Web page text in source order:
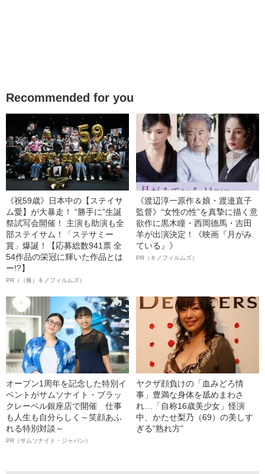
Recommended for you
《祝59歳》日本中の【ステイサ
ム愛】が大暴走！ “勝手に”生誕
祭試写会開催！ 主演も助演も全
部ステイサム！「ステサミー
賞」爆誕！【応募総数941票 全
54作品の栄冠に輝いた作品とは
ー!?】
PR（（株）キノフィルムズ）
《渡辺淳一原作＆娘・渡邉直子
監督》“女性の性”を真摯に描く意
欲作に黒木瞳・西岡德馬・吉田
羊が出演決定！《映画『月がみ
ている』》
PR（キノフィルムズ）
オープン1周年を記念した特別イ
ベントがサムソナイト・ブラッ
クレーベル銀座店で開催 仕事
も人生も自分らしく～笑顔あふ
れる特別対談～
PR（サムソナイト・ジャパン）
ヤクザ顔負けの「血みどろ情
事」豊満な身体を舐めまわさ
れ…「自称16歳美少女」怪演
中、かたせ梨乃（69）の美しす
ぎる“熟れ方”